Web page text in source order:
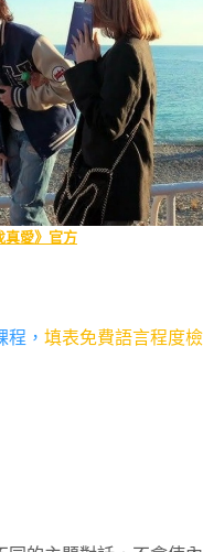
真愛》 官方
程， 填表免費語言程度檢